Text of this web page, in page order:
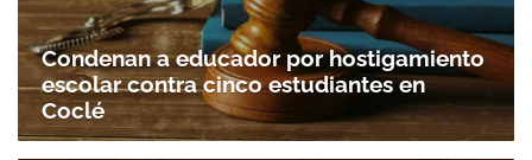
Condenan a educador por hostigamiento
escolar contra cinco estudiantes en
Coclé